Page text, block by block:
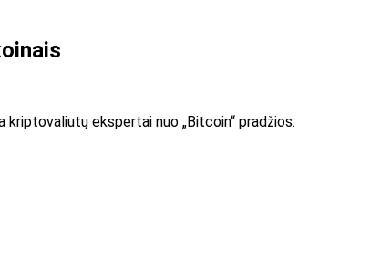
kriptovaliutų ekspertai nuo „Bitcoin“ pradžios.